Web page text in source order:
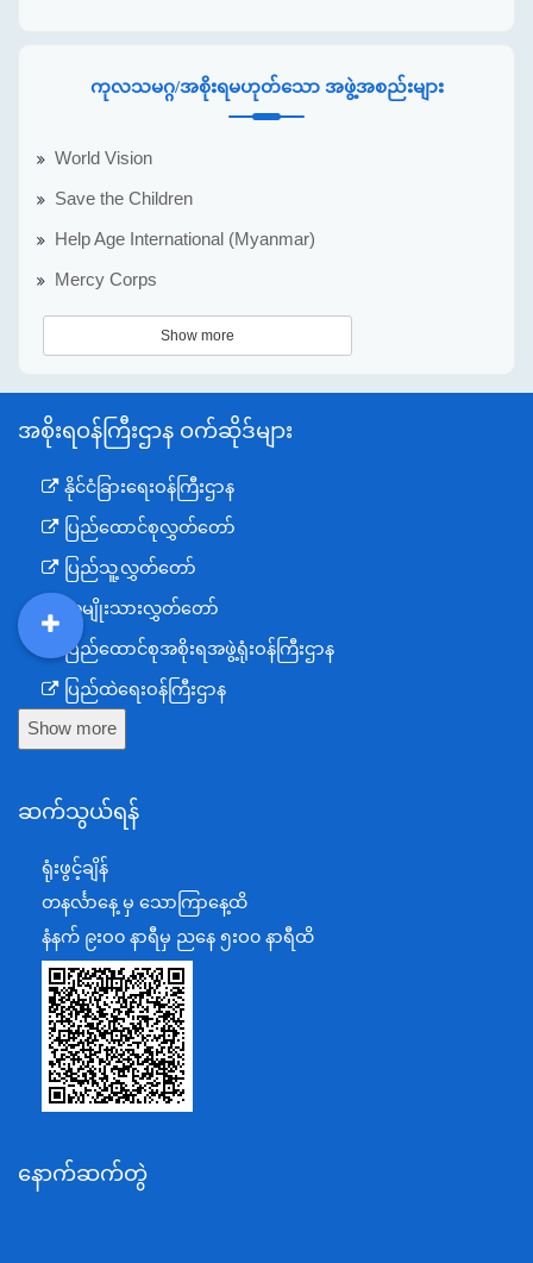
ကုလသမဂ္ဂ/အစိုးရမဟုတ်သော အဖွဲ့အစည်းများ
World Vision
Save the Children
Help Age International (Myanmar)
Mercy Corps
Show more
အစိုးရဝန်ကြီးဌာန ဝက်ဆိုဒ်များ
နိုင်ငံခြားရေးဝန်ကြီးဌာန
ပြည်ထောင်စုလွှတ်တော်
ပြည်သူ့လွှတ်တော်
အမျိုးသားလွှတ်တော်
ပြည်ထောင်စုအစိုးရအဖွဲ့ရုံးဝန်ကြီးဌာန
ပြည်ထဲရေးဝန်ကြီးဌာန
ကာကွယ်ရေးဝန်ကြီးဌာန
စီမံကိန်း၊ဘဏ္ဍာရေးနှင့်စက်မှုဝန်ကြီးဌာန
အပြည်ပြည်ဆိုင်ရာပူးပေါင်းဆောင်ရွက်ရေးဝန်ကြီးဌာန
ပြန်ကြားရေးဝန်ကြီးဌာန
သာသနာရေးနှင့် ယဉ်ကျေးမှုဝန်ကြီးဌာန
စိုက်ပျိုးရေး၊မွေးမြူရေးနှင့်ဆည်မြောင်းဝန်ကြီးဌာန
ပို့ဆောင်ရေးနှင့်ဆက်သွယ်ရေးဝန်ကြီးဌာန
သယံဇာတနှင့်ပတ်ဝန်းကျင်ထိန်းသိမ်းရေးဝန်ကြီးဌာန
အလုပ်သမား၊လူဝင်မှုကြီးကြပ်ရေးနှင့်ပြည်သူ့အင်အား
Show more
ဆက်သွယ်ရန်
ရုံးဖွင့်ချိန်
တနင်္လာနေ့ မှ သောကြာနေ့ထိ
နံနက် ၉းဝ၀ နာရီမှ ညနေ ၅းဝ၀ နာရီထိ
နောက်ဆက်တွဲ